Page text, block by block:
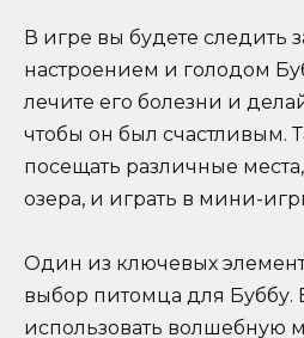
В игре вы будете следить
настроением и голодом
лечите его болезни и
чтобы он был счастливым.
посещать различные
озера, и играть в мини-
Один из ключевых
выбор питомца для Буббу.
использовать волшебную